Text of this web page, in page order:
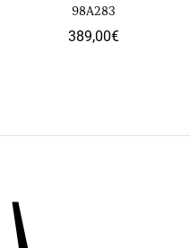
98A283
389,00€